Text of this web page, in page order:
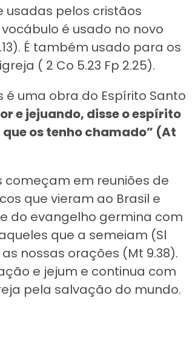
usadas pelos cristãos
é usado no novo
É também usado para os
( 2 Co 5.23 Fp 2.25).
é uma obra do Espírito Santo
e jejuando, disse o espírito
os tenho chamado” (At
em reuniões de
que vieram ao Brasil e
do evangelho germina com
que a semeiam (Sl
nossas orações (Mt 9.38).
e jejum e continua com
pela salvação do mundo.